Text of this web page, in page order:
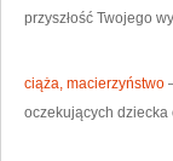
przyszłość Twojego
ciąża, macierzyństwo
oczekujących dziecka